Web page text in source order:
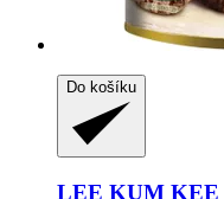
Do košíku
LEE KUM KEE